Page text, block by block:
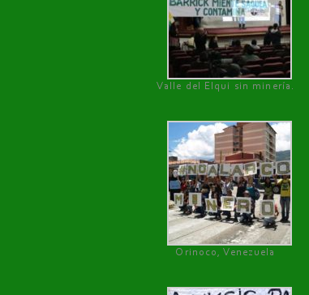
Valle del Elqui sin minería.
Orinoco, Venezuela